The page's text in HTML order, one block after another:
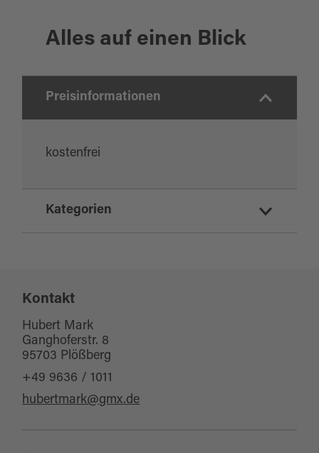
Alles auf einen Blick
Preisinformationen
kostenfrei
Kategorien
Kontakt
Hubert Mark
Ganghoferstr. 8
95703 Plößberg
+49 9636 / 1011
hubertmark@gmx.de